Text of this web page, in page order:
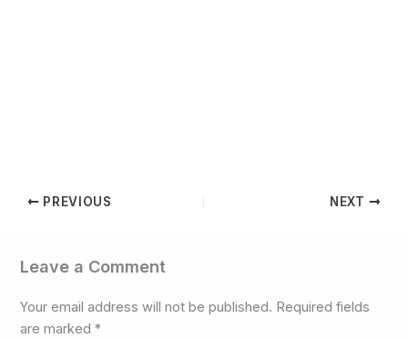
PREVIOUS NEXT
Leave a Comment
Your email address will not be published. Required fields
are marked*